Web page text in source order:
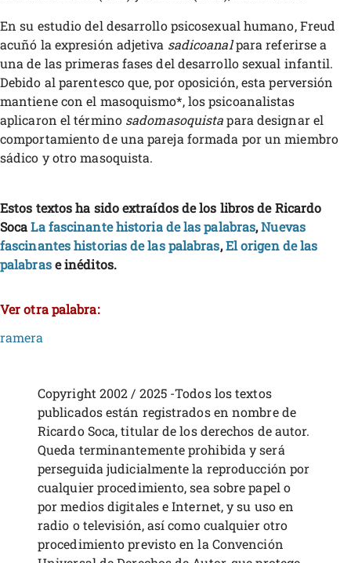
En su estudio del desarrollo psicosexual humano, Freud
acuñó la expresión adjetiva sadicoanalpara referirse a
una de las primeras fases del desarrollo sexual infantil.
Debido al parentesco que, por oposición, esta perversión
mantiene con el masoquismo*, los psicoanalistas
aplicaron el término sadomasoquistapara designar el
comportamiento de una pareja formada por un miembro
sádico y otro masoquista.
Estos textos ha sido extraídos de los libros de Ricardo
SocaLa fascinante historia de las palabras,Nuevas
fascinantes historias de las palabras,El origen de las
palabrase inéditos.
Ver otra palabra:
ramera
Copyright 2002 / 2025 -Todos los textos
publicados están registrados en nombre de
Ricardo Soca, titular de los derechos de autor.
Queda terminantemente prohibida y será
perseguida judicialmente la reproducción por
cualquier procedimiento, sea sobre papel o
por medios digitales e Internet, y su uso en
radio o televisión, así como cualquier otro
procedimiento previsto en la Convención